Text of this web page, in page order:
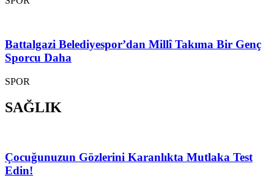
Battalgazi Belediyespor’dan Millî Takıma Bir Genç
Sporcu Daha
SPOR
SAĞLIK
Çocuğunuzun Gözlerini Karanlıkta Mutlaka Test
Edin!